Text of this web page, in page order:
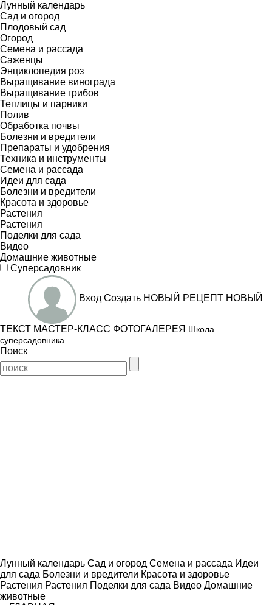
Лунный календарь
Сад и огород
Плодовый сад
Огород
Семена и рассада
Саженцы
Энциклопедия роз
Выращивание винограда
Выращивание грибов
Теплицы и парники
Полив
Обработка почвы
Болезни и вредители
Препараты и удобрения
Техника и инструменты
Семена и рассада
Идеи для сада
Болезни и вредители
Красота и здоровье
Растения
Растения
Поделки для сада
Видео
Домашние животные
Суперсадовник
Вход Создать НОВЫЙ РЕЦЕПТ НОВЫЙ
ТЕКСТ МАСТЕР-КЛАСС ФОТОГАЛЕРЕЯ Школа
суперсадовника
Поиск
Лунный календарь Сад и огород Семена и рассада Идеи
для сада Болезни и вредители Красота и здоровье
Растения Растения Поделки для сада Видео Домашние
животные